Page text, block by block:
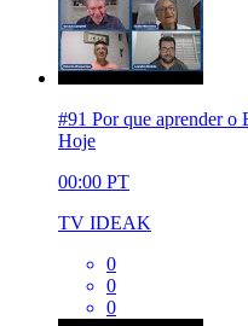
#91 Por que aprender o
Hoje
00:00 PT
TV IDEAK
0
0
0